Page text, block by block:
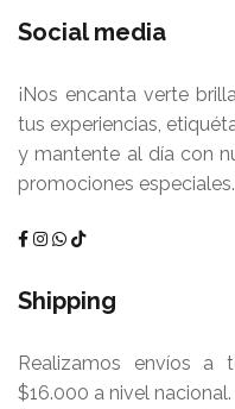
Social media
¡Nos encanta verte
tus experiencias,
y mantente al día con
promociones especiales.
Shipping
Realizamos envíos a
$16.000 a nivel nacional.